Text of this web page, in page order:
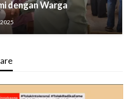
dengan Warga